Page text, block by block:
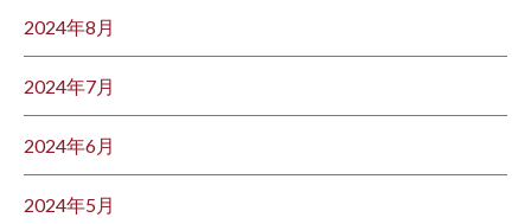
2024年8月
2024年7月
2024年6月
2024年5月